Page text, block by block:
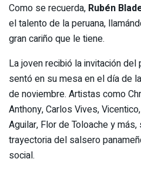
Como se recuerda, Rubén
el talento de la peruana,
gran cariño que le tiene.
La joven recibió la invitación
sentó en su mesa en el día de
de noviembre. Artistas como
Anthony, Carlos Vives,
Aguilar, Flor de Toloache y
trayectoria del salsero
social.